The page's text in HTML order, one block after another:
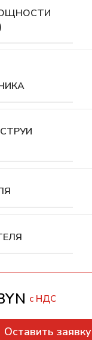
Оставить заявку